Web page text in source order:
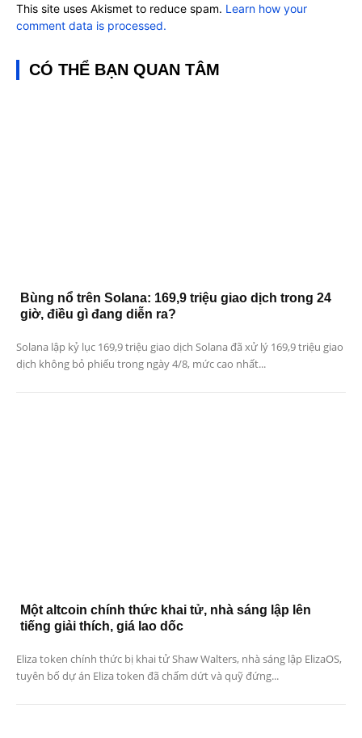
This site uses Akismet to reduce spam. Learn how your
comment data is processed.
CÓ THỂ BẠN QUAN TÂM
Bùng nổ trên Solana: 169,9 triệu giao dịch trong 24
giờ, điều gì đang diễn ra?
Solana lập kỷ lục 169,9 triệu giao dịch Solana đã xử lý 169,9 triệu giao
dịch không bỏ phiếu trong ngày 4/8, mức cao nhất...
Một altcoin chính thức khai tử, nhà sáng lập lên
tiếng giải thích, giá lao dốc
Eliza token chính thức bị khai tử Shaw Walters, nhà sáng lập ElizaOS,
tuyên bố dự án Eliza token đã chấm dứt và quỹ đứng...